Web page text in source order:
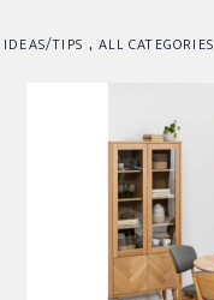
IDEAS/TIPS ,ALL CATEGORIES